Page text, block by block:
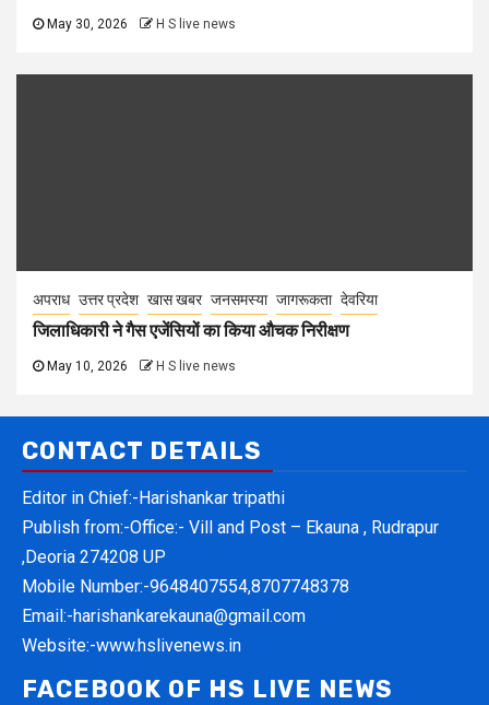
May 30, 2026 H S live news
अपराध उत्तर प्रदेश खास खबर जनसमस्या जागरूकता देवरिया
जिलाधिकारी ने गैस एजेंसियों का किया औचक निरीक्षण
May 10, 2026 H S live news
CONTACT DETAILS
Editor in Chief:-Harishankar tripathi
Publish from:-Office:- Vill and Post – Ekauna , Rudrapur
,Deoria 274208 UP
Mobile Number:-9648407554,8707748378
Email:-harishankarekauna@gmail.com
Website:-www.hslivenews.in
FACEBOOK OF HS LIVE NEWS